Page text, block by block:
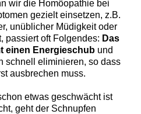
wir die Homöopathie bei
gezielt einsetzen, z.B.
unüblicher Müdigkeit oder
passiert oft Folgendes: Das
einen Energieschubund
schnell eliminieren, so dass
ausbrechen muss.
etwas geschwächt ist
geht der Schnupfen